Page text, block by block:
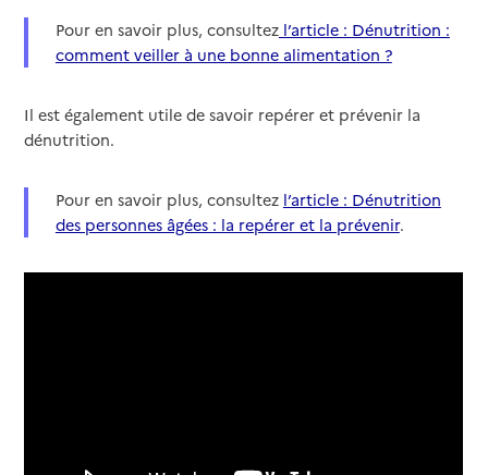
Pour en savoir plus, consultezl’article : Dénutrition :
comment veiller à une bonne alimentation ?
Il est également utile de savoir repérer et prévenir la
dénutrition.
Pour en savoir plus, consultez l’article : Dénutrition
des personnes âgées : la repérer et la prévenir.